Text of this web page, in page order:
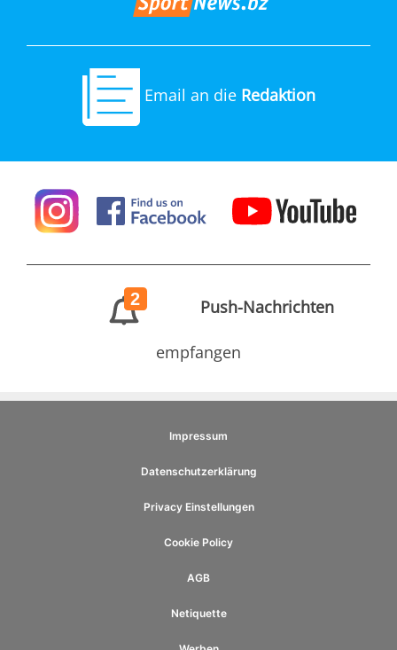
Email an die Redaktion
2 Push-Nachrichten
empfangen
Impressum
Datenschutzerklärung
Privacy Einstellungen
Cookie Policy
AGB
Netiquette